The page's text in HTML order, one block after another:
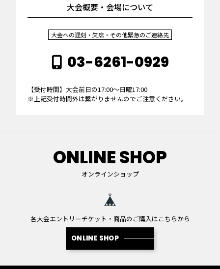
大会概要・会場について
大会への遅刻・欠席・その他緊急のご連絡先
03-6261-0929
【受付時間】大会前日の17:00～日曜17:00
※上記受付時間外は繋がりませんのでご注意ください。
ONLINE SHOP
オンラインショップ
各大会エントリーチケット・商品のご購入はこちらから
ONLINE SHOP